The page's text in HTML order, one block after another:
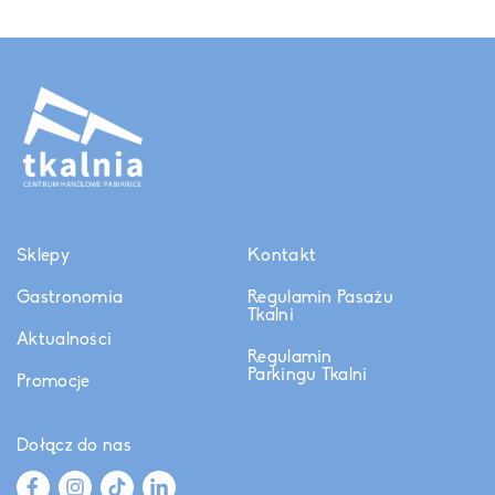
Sklepy
Gastronomia
Aktualności
Promocje
Kontakt
Regulamin Pasażu
Tkalni
Regulamin
Parkingu Tkalni
Dołącz do nas